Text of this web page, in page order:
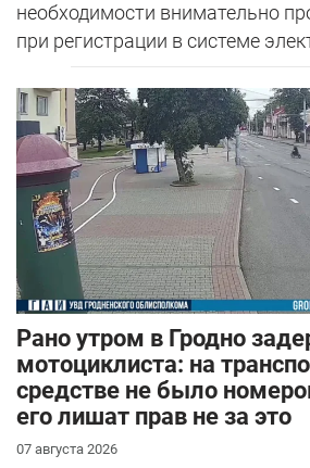
необходимости внимательно
при регистрации в системе
Рано утром в Гродно
мотоциклиста: на
средстве не было
его лишат прав не за это
07 августа 2026